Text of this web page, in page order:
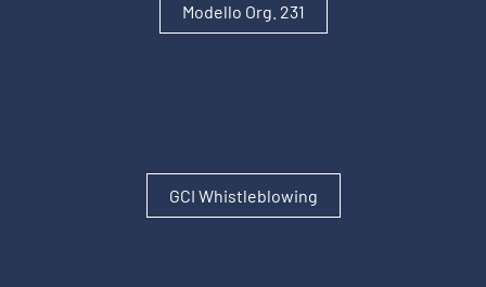
Modello Org. 231
GCI Whistleblowing